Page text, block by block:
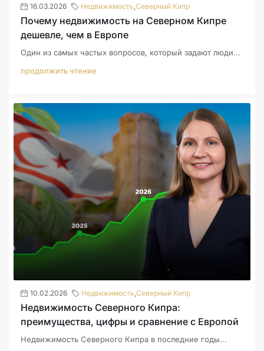
16.03.2026 Недвижимость Северный Кипр
Почему недвижимость на Северном Кипре
дешевле, чем в Европе
Один из самых частых вопросов, который задают люди...
продолжить чтение
10.02.2026 Недвижимость,Северный Кипр
Недвижимость Северного Кипра:
преимущества, цифры и сравнение с Европой
Недвижимость Северного Кипра в последние годы...